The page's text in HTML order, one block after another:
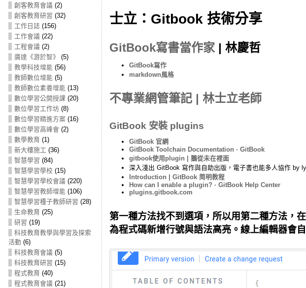
創客教育會議 (2)
創客教育研習 (32)
工作日誌 (156)
工作會議 (22)
工程會議 (2)
廣達《游於智》
(5)
教學科技增能(56)
教師數位增能(5)
教師數位素養增能(13)
數位學習公開授課 (20)
數位學習工作坊(8)
數位學習精進方案 (16)
數位學習高峰會 (2)
數學教育 (1)
新大樓施工 (36)
智慧學習 (84)
智慧學習學校 (15)
智慧學習學校會議 (220)
智慧學習教師增能(106)
智慧學習種子教師研習 (28)
生命教育 (25)
研習 (19)
科技教育教學與學習及探索
活動 (6)
科技教育會議 (5)
科技教育研習 (15)
程式教育 (40)
程式教育會議 (21)
士立：Gitbook 技術分享
GitBook寫書當作家 | 林慶哲
GitBook寫作
markdown風格
不專業網管筆記 | 林士立老師
GitBook 安裝 plugins
GitBook 官網
GitBook Toolchain Documentation · GitBook
gitbook使用plugin | 鵝從未在裡面
深入淺出 GitBook 寫作與自助出版，電子書也能多人協作 by
Introduction | GitBook 简明教程
How can I enable a plugin? · GitBook Help Center
plugins.gitbook.com
第一種方法找不到選項，所以用第二種方法
為程式碼新增行號與語法高亮。線上編輯器會